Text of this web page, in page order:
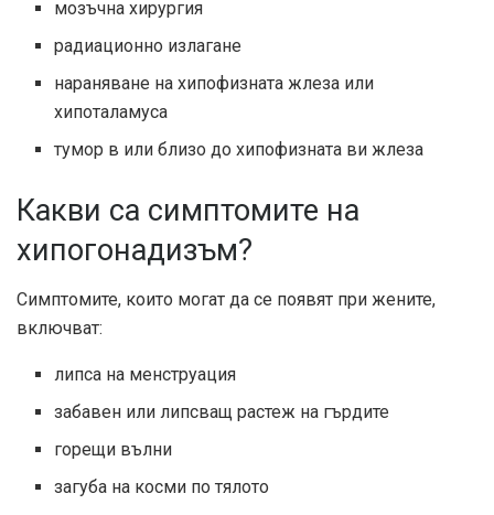
мозъчна хирургия
радиационно излагане
нараняване на хипофизната жлеза или
хипоталамуса
тумор в или близо до хипофизната ви жлеза
Какви са симптомите на
хипогонадизъм?
Симптомите, които могат да се появят при жените,
включват:
липса на менструация
забавен или липсващ растеж на гърдите
горещи вълни
загуба на косми по тялото